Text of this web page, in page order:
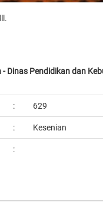
- Dinas Pendidikan dan
: 629
: Kesenian
: